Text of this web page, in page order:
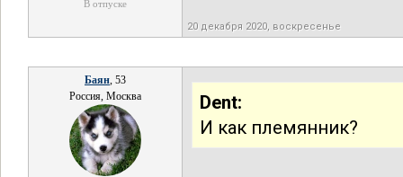
В отпуске
20 декабря 2020, воскресенье
Баян, 53
Россия, Москва
Dent:
И как племянник?